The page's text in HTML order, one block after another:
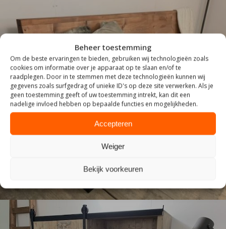
Beheer toestemming
Om de beste ervaringen te bieden, gebruiken wij technologieën zoals
cookies om informatie over je apparaat op te slaan en/of te
raadplegen. Door in te stemmen met deze technologieën kunnen wij
gegevens zoals surfgedrag of unieke ID's op deze site verwerken. Als je
geen toestemming geeft of uw toestemming intrekt, kan dit een
nadelige invloed hebben op bepaalde functies en mogelijkheden.
Accepteren
Weiger
Bekijk voorkeuren
ZITTEN